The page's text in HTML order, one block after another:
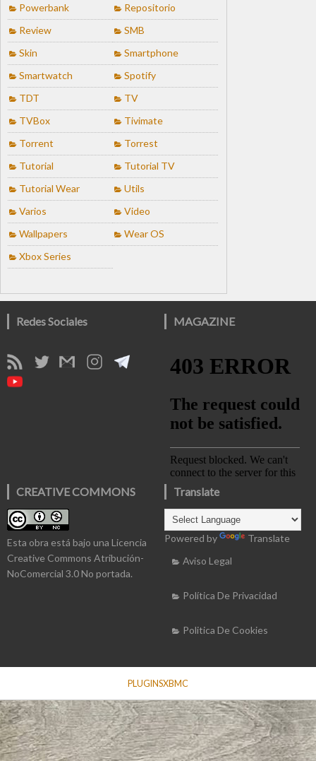
Powerbank
Repositorio
Review
SMB
Skin
Smartphone
Smartwatch
Spotify
TDT
TV
TVBox
Tivimate
Torrent
Torrest
Tutorial
Tutorial TV
Tutorial Wear
Utils
Varios
Video
Wallpapers
Wear OS
Xbox Series
Redes Sociales MAGAZINE
CREATIVE COMMONS
Esta obra está bajo una Licencia
Creative Commons Atribución-
NoComercial 3.0 No portada.
Translate
Powered by
Translate
Aviso Legal
Política De Privacidad
Politica De Cookies
PLUGINSXBMC